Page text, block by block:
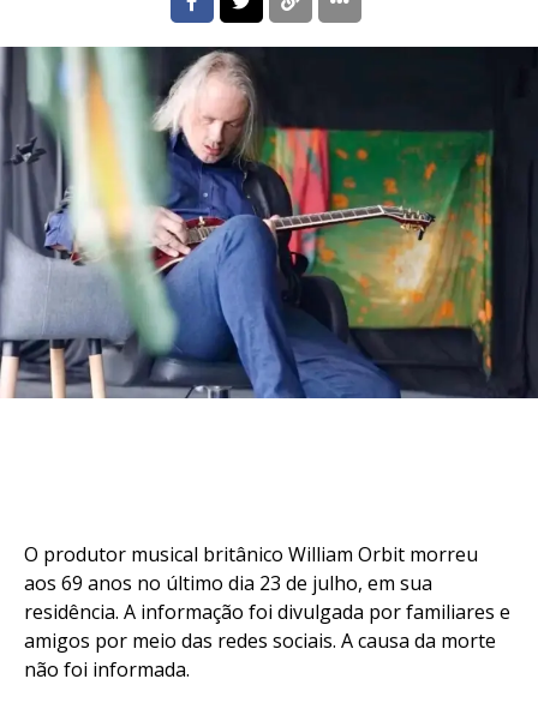
O produtor musical britânico William Orbit morreu
aos 69 anos no último dia 23 de julho, em sua
residência. A informação foi divulgada por familiares e
amigos por meio das redes sociais. A causa da morte
não foi informada.